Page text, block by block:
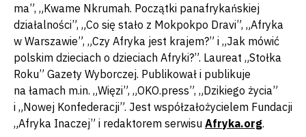
ma”, „Kwame Nkrumah. Początki panafrykańskiej
działalności”, „Co się stało z Mokpokpo Dravi”, „Afryka
w Warszawie”, „Czy Afryka jest krajem?” i „Jak mówić
polskim dzieciach o dzieciach Afryki?”. Laureat „Stołka
Roku” Gazety Wyborczej. Publikował i publikuje
na łamach m.in. „Więzi”, „OKO.press”, „Dzikiego życia”
i „Nowej Konfederacji”. Jest współzałożycielem Fundacji
„Afryka Inaczej” i redaktorem serwisu Afryka.org.